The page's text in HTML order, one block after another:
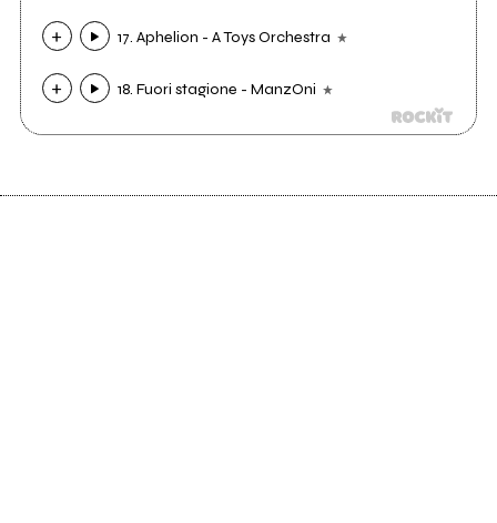
17. Aphelion - A Toys Orchestra
18. Fuori stagione - ManzOni